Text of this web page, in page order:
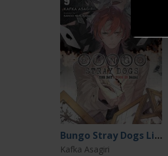
Bungo Stray Dogs Light Novel 9: The Day I Took In Dazai
Kafka Asagiri